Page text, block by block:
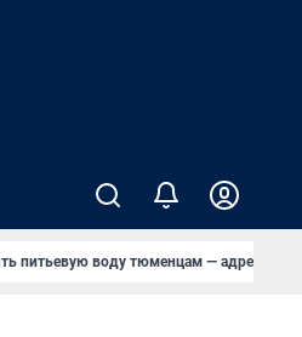
питьевую воду тюменцам — адреса